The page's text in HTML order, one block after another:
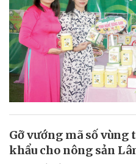
Gỡ vướng mã số
khẩu cho nông sản